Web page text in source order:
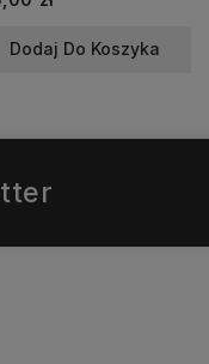
Dodaj Do Koszyka